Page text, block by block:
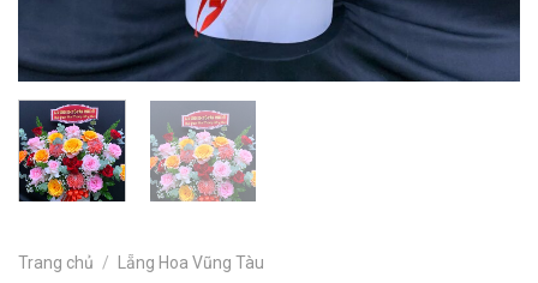
Trang chủ / Lẵng Hoa Vũng Tàu